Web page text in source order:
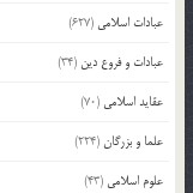
عبادات اسلامی (627)
عبادات و فروع دین (34)
عقاید اسلامی (70)
علما و بزرگان(224)
علوم اسلامی (43)